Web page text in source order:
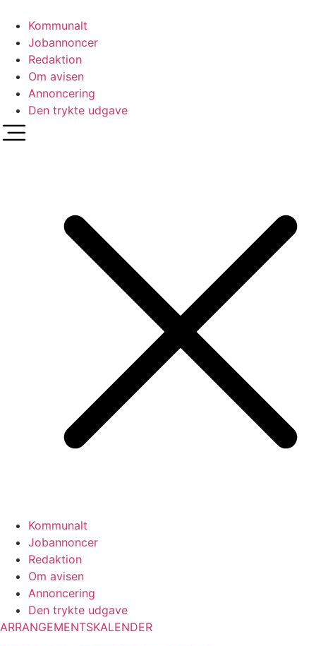
indhold
Kommunalt
Jobannoncer
Redaktion
Om avisen
Annoncering
Den trykte udgave
Kommunalt
Jobannoncer
Redaktion
Om avisen
Annoncering
Den trykte udgave
ARRANGEMENTSKALENDER